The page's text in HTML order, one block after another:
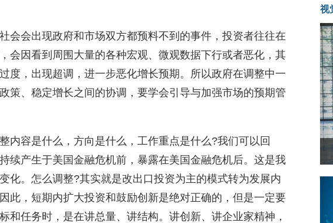
会会出现政府和市场双方都预料不到的事件，投资者往往在
会因看到周围大量的各种宏观、微观数据下行或者恶化，其
度，出现超调，进一步恶化增长预期。所以政府在调整中一
策、稳定增长之间的协调，要学会引导与加强市场的预期管
内容是什么，方向是什么，工作重点是什么?我们可以回
续产生于美国金融危机前，暴露在美国金融危机后。这是我
化。怎么调整?其实就是改出口投资为主的模式转为发展内
此，短期内扩大投资和鼓励创新是绝对正确的，但是一定要
和任务时，是在讲总量、讲结构。讲创新、讲企业家精神，
视